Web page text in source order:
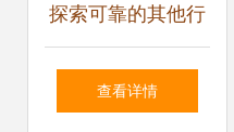
探索可靠的其他行
业专用设备厂家货
查看详情